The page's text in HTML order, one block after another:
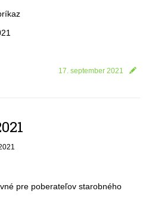
17. september 2021
pre poberateľov starobného